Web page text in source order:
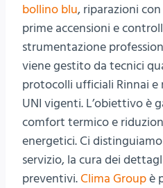
bollino blu, riparazioni
prime accensioni e
strumentazione
viene gestito da tecnici
protocolli ufficiali Rinnai
UNI vigenti. L’obiettivo è
comfort termico e
energetici. Ci
servizio, la cura dei
preventivi.Clima Groupè